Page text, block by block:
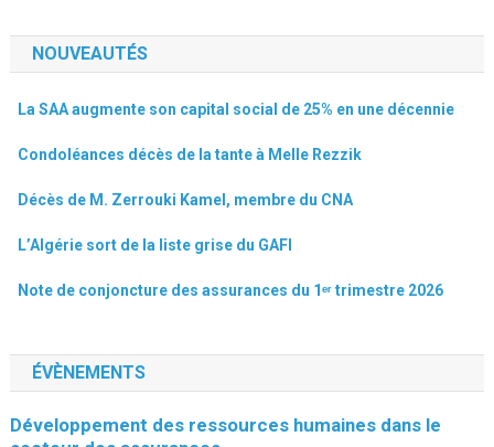
NOUVEAUTÉS
La SAA augmente son capital social de 25% en une décennie
Condoléances décès de la tante à Melle Rezzik
Décès de M. Zerrouki Kamel, membre du CNA
L’Algérie sort de la liste grise du GAFI
Note de conjoncture des assurances du 1ᵉʳ trimestre 2026
ÉVÈNEMENTS
Développement des ressources humaines dans le